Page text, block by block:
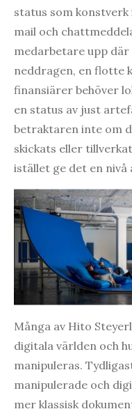
status som
mail och
medarbetare upp
neddragen, en flotte
finansiärer behöver
en status av just
betraktaren inte om
skickats eller
istället ge det en nivå
Många av Hito
digitala världen och
manipuleras.
manipulerade och
mer klassisk